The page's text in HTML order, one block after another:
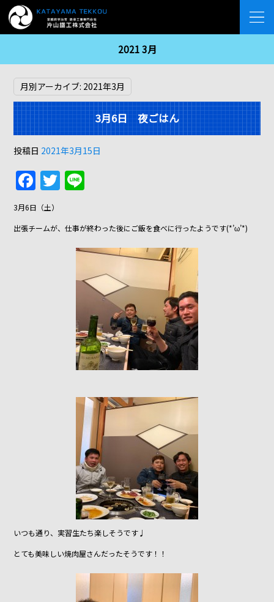
2021 3月
月別アーカイブ: 2021年3月
3月6日 夜ごはん
投稿日 2021年3月15日
F
a
c
e
T
w
itt
er
e
3月6日（土）
出張チームが、仕事が終わった後にご飯を食べに行ったようです(*’ω’*)
いつも通り、実習生たち楽しそうです♩
とても美味しい焼肉屋さんだったそうです！！